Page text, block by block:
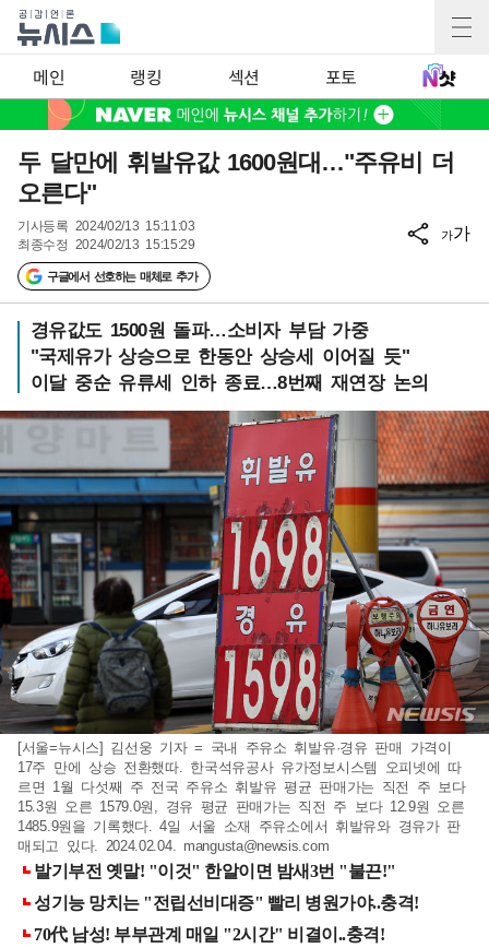
메인 랭킹 섹션 포토
두 달만에 휘발유값 1600원대…"주유비 더
오른다"
기사등록 2024/02/13 15:11:03
최종수정 2024/02/13 15:15:29
구글에서 선호하는 매체로 추가
가가
경유값도 1500원 돌파…소비자 부담 가중
"국제유가 상승으로 한동안 상승세 이어질 듯"
이달 중순 유류세 인하 종료…8번째 재연장 논의
[서울=뉴시스] 김선웅 기자 = 국내 주유소 휘발유·경유 판매 가격이
17주 만에 상승 전환했따. 한국석유공사 유가정보시스템 오피넷에 따
르면 1월 다섯째 주 전국 주유소 휘발유 평균 판매가는 직전 주 보다
15.3원 오른 1579.0원, 경유 평균 판매가는 직전 주 보다 12.9원 오른
1485.9원을 기록했다. 4일 서울 소재 주유소에서 휘발유와 경유가 판
매되고 있다. 2024.02.04. mangusta@newsis.com